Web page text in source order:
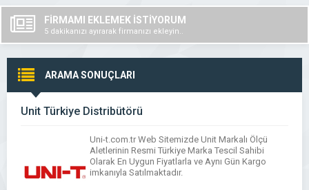
FİRMAMI EKLEMEK İSTİYORUM
5 dakikanızı ayırarak firmanızı ekleyin..
ARAMA SONUÇLARI
Unit Türkiye Distribütörü
Uni-t.com.tr Web Sitemizde Unit Markalı Ölçü
Aletlerinin Resmi Türkiye Marka Tescil Sahibi
Olarak En Uygun Fiyatlarla ve Aynı Gün Kargo
imkanıyla Satılmaktadır.